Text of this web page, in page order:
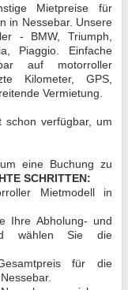
Mietpreise für
in Nessebar. Unsere
- BMW, Triumph,
Piaggio. Einfache
auf motorroller
Kilometer, GPS,
Vermietung.
verfügbar, um
eine Buchung zu
SCHRITTEN:
Mietmodell in
Ihre Abholung- und
wählen Sie die
für die